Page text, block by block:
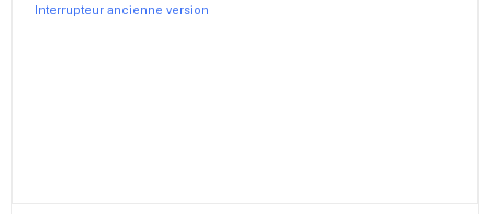
Interrupteur ancienne version